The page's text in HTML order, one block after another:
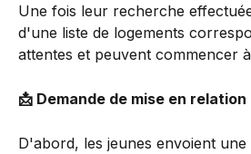
Une fois leur recherche
d'une liste de logements
attentes et peuvent commencer
📩 Demande de mise en relation
D'abord, les jeunes envoient une